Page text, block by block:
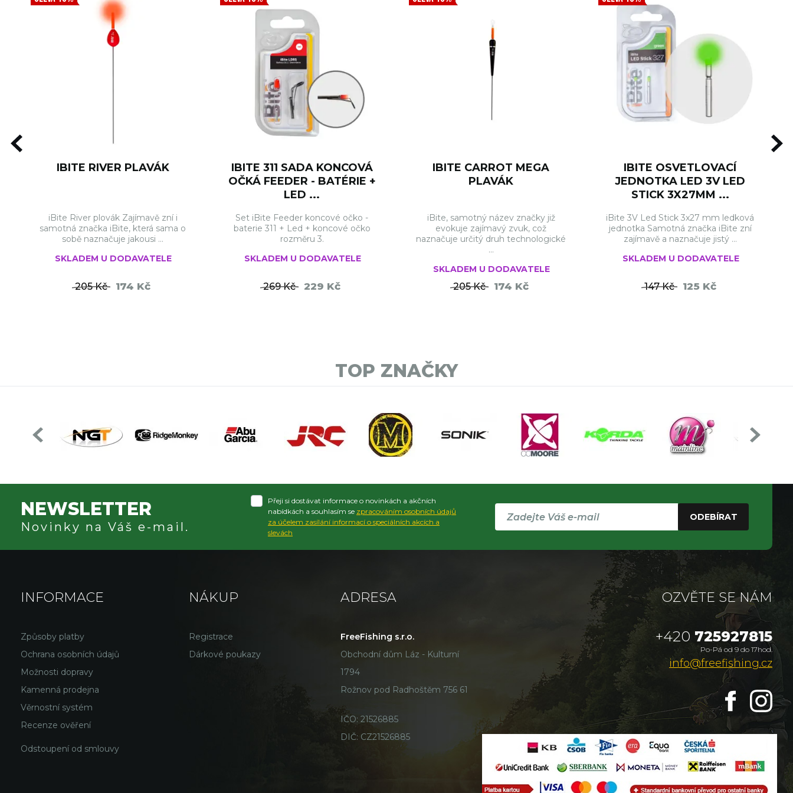
IBITE RIVER PLAVÁK
iBite River plovák Zajímavě zní i
samotná značka iBite, která sama o
sobě naznačuje jakousi ...
SKLADEM U DODAVATELE
205 Kč 174 Kč
IBITE 311 SADA KONCOVÁ
OČKÁ FEEDER - BATÉRIE +
LED ...
Set iBite Feeder koncové očko -
baterie 311 + Led + koncové očko
rozměru 3.
SKLADEM U DODAVATELE
269 Kč 229 Kč
IBITE CARROT MEGA
PLAVÁK
iBite, samotný název značky již
evokuje zajímavý zvuk, což
naznačuje určitý druh technologické
...
SKLADEM U DODAVATELE
205 Kč 174 Kč
IBITE OSVETLOVACÍ
JEDNOTKA LED 3V LED
STICK 3X27MM ...
iBite 3V Led Stick 3x27 mm ledková
jednotka Samotná značka iBite zní
zajímavě a naznačuje jistý ...
SKLADEM U DODAVATELE
147 Kč 125 Kč
TOP ZNAČKY
NEWSLETTER
Novinky na Váš e-mail.
Přeji si dostávat informace o novinkách a akčních
nabídkách a souhlasím se zpracováním osobních údajů
za účelem zasílání informací o speciálních akcích a
slevách
ODEBÍRAT
INFORMACE
Způsoby platby
Ochrana osobních údajů
Možnosti dopravy
Kamenná prodejna
Věrnostní systém
Recenze ověření
Odstoupení od smlouvy
NÁKUP
Registrace
Dárkové poukazy
ADRESA
FreeFishing s.r.o.
Obchodní dům Láz - Kulturní
1794
Rožnov pod Radhoštěm 756 61
IČO: 21526885
DIČ: CZ21526885
OZVĚTE SE NÁM
+420 725927815
Po-Pá od 9 do 17hod.
info@freefishing.cz